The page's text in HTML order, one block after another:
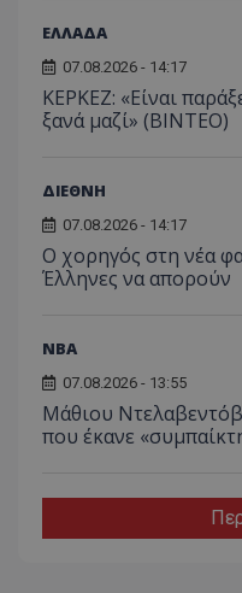
ΕΛΛΑΔΑ
07.08.2026 - 14:17
ΚΕΡΚΕΖ: «Είναι
ξανά μαζί» (BINTEO)
ΔΙΕΘΝΗ
07.08.2026 - 14:17
Ο χορηγός στη νέα
Έλληνες να απορούν
NBA
07.08.2026 - 13:55
Μάθιου
που έκανε